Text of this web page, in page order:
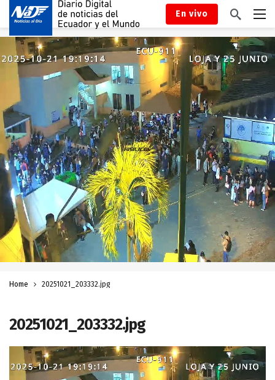
En vivo
Home 20251021_203332.jpg
20251021_203332.jpg